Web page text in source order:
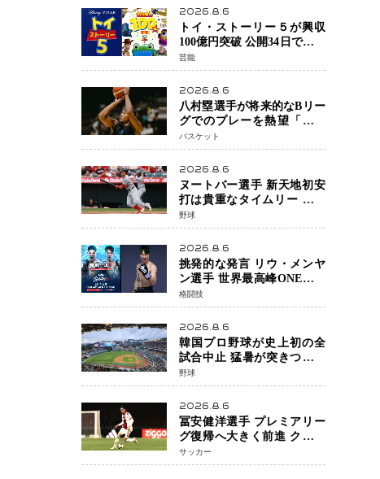
再起を懸けたONEフェザー
級トーナメント初戦
2026.8.6
トイ・ストーリー５が興収
100億円突破 公開34日でピク
サー作品 史上最速 日本歴代
シリーズ最高更新も目前
芸能
2026.8.6
八村塁選手が将来的なBリー
グでのプレーを熱望「一つ
の夢ですね」スター帰還が
リーグ価値を押し上げる可
能性
バスケット
2026.8.6
ヌートバー選手 新天地初安
打は貴重なタイムリー 本拠
地ファンが大歓声 笑顔で歓
喜
野球
2026.8.6
挑発的な発言 リウ・メンヤ
ン選手 世界最高峰ONEで浮
き彫りになる 日本キックボ
クシングが直面する“技術
戦”の現在地
格闘技
2026.8.6
韓国プロ野球が史上初の全
試合中止 猛暑が突きつけた
「屋外スポーツの限界」 日
本発のドーム型施設時代へ
野球
2026.8.6
冨安健洋選手 プレミアリー
グ復帰へ大きく前進 クリス
タルパレス加入目前 メディ
カルチェックも通過
サッカー